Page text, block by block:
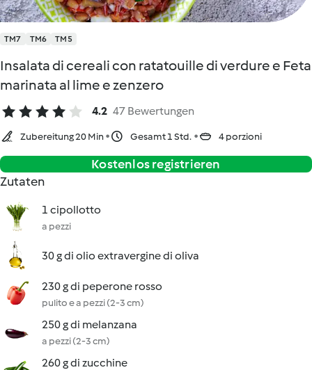
TM7 TM6 TM5
Insalata di cereali con ratatouille di verdure e Feta
marinata al lime e zenzero
4.2 47 Bewertungen
Zubereitung 20 Min Gesamt 1 Std. 4 porzioni
Kostenlos registrieren
Zutaten
1 cipollotto
a pezzi
30 g di olio extravergine di oliva
230 g di peperone rosso
pulito e a pezzi (2-3 cm)
250 g di melanzana
a pezzi (2-3 cm)
260 g di zucchine